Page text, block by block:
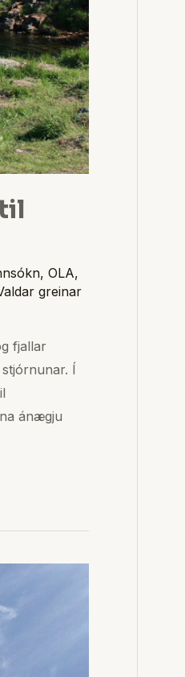
, OLA,
greinar
fjallar
Í
ánægju